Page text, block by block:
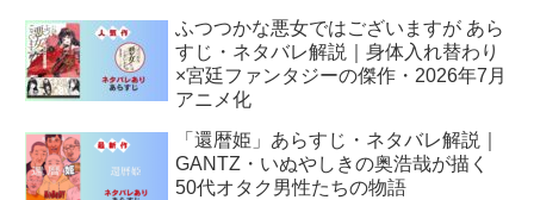
ふつつかな悪女ではございますが あら
すじ・ネタバレ解説｜身体入れ替わり
×宮廷ファンタジーの傑作・2026年7月
アニメ化
「還暦姫」あらすじ・ネタバレ解説｜
GANTZ・いぬやしきの奥浩哉が描く
50代オタク男性たちの物語